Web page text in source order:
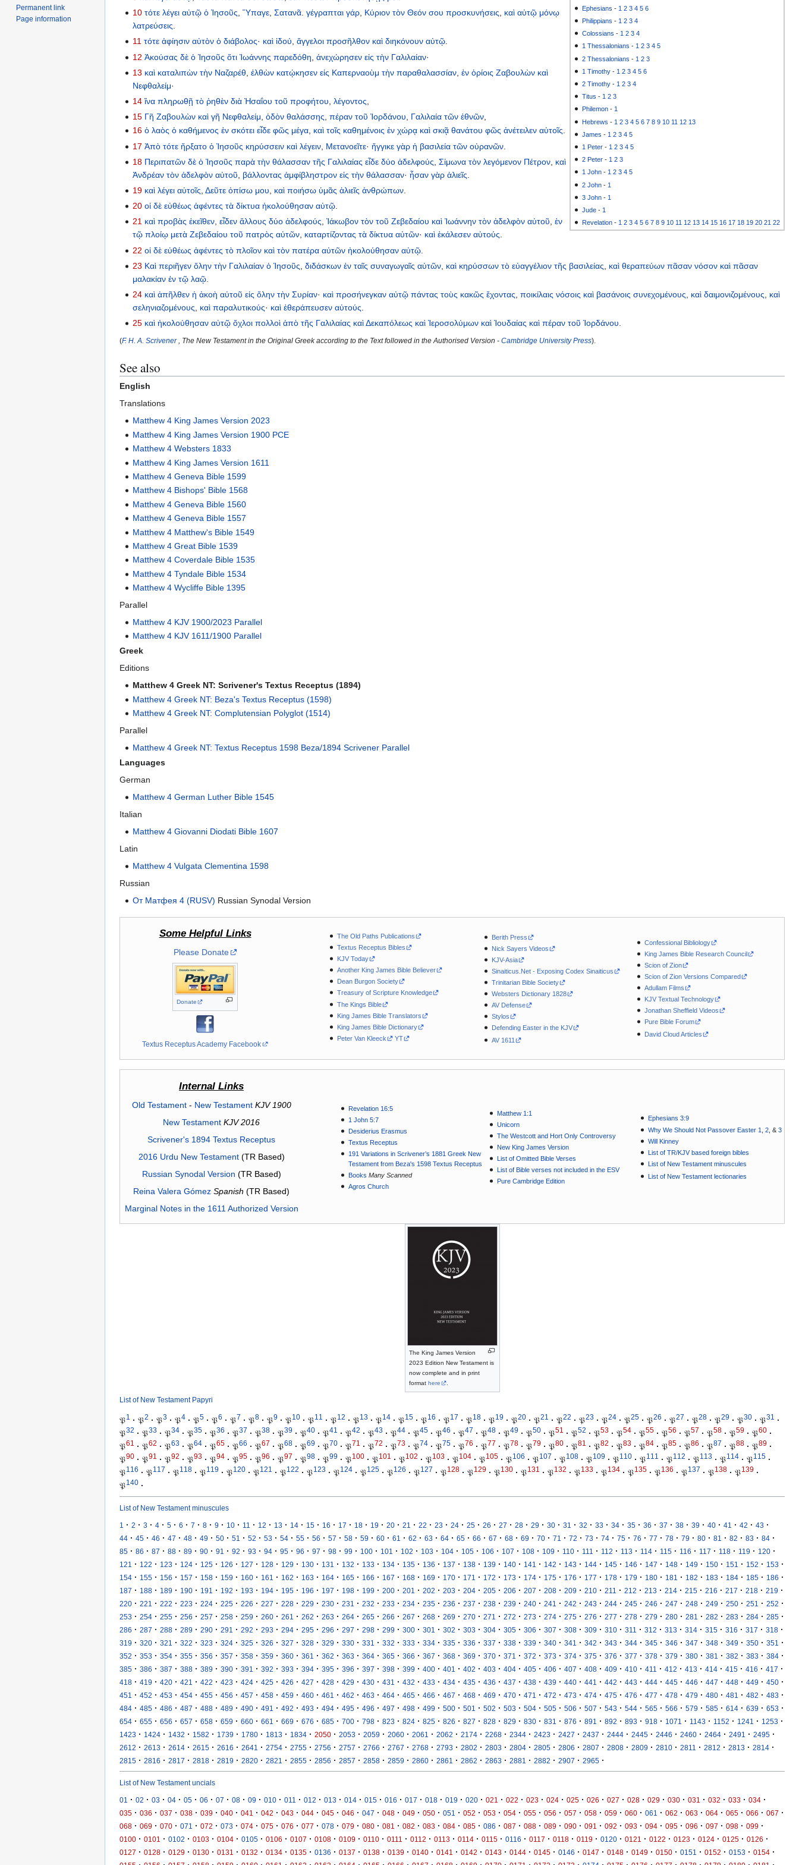
Ephesians - 1 2 3 4 5 6
Philippians - 1 2 3 4
Colossians - 1 2 3 4
1 Thessalonians -1 2 3 4 5
2 Thessalonians - 1 2 3
1 Timothy - 1 2 3 4 5 6
2 Timothy - 1 2 3 4
Titus - 1 2 3
Philemon -1
Hebrews - 1 2 3 4 5 6 7 8 9 10 11 12 13
James - 1 2 3 4 5
1 Peter - 1 2 3 4 5
2 Peter - 1 2 3
1 John -1 2 3 4 5
2 John - 1
3 John - 1
Jude - 1
Revelation - 1 2 3 4 5 6 7 8 9 10 11 12 13 14 15 16 17 18 19 20 21 22
10 τότε λέγει αὐτῷ ὁ Ἰησοῦς ,Ὕπαγε ,Σατανᾶ .γέγραπται γάρ Κύριον τὸν Θεόν σου προσκυνήσεις καὶ αὐτῷ μόνῳ
λατρεύσεις
11 τότε ἀφίησιν αὐτὸν ὁ διάβολος· καὶ ἰδού,ἄγγελοι προσῆλθον καὶ διηκόνουν αὐτῷ.
12 Ἀκούσας δὲ ὁ Ἰησοῦς ὅτι Ἰωάννης παρεδόθη ,ἀνεχώρησεν εἰς τὴν Γαλιλαίαν·
13 καὶ καταλιπὼν τὴν Ναζαρέθ ,ἐλθὼν κατῴκησεν εἰς Καπερναοὺμ τὴν παραθαλασσίαν ,ἐν ὁρίοις Ζαβουλὼν καὶ
Νεφθαλείμ·
14 ἵνα πληρωθῇ τὸ ῥηθὲν διὰ Ἠσαΐου τοῦ προφήτου ,λέγοντος
15 Γῆ Ζαβουλὼν καὶ γῆ Νεφθαλείμ ,ὁδὸν θαλάσσης ,πέραν τοῦ Ἰορδάνου Γαλιλαία τῶν ἐθνῶν
16 ὁ λαὸς ὁ καθήμενος ἐν σκότει εἶδε φῶς μέγα, καὶ τοῖς καθημένοις ἐν χώρᾳ καὶ σκιᾷ θανάτου φῶς ἀνέτειλεν αὐτοῖς.
17 Ἀπὸ τότε ἤρξατο ὁ Ἰησοῦς κηρύσσειν καὶ λέγειν Μετανοεῖτε·ἤγγικε γὰρ ἡ βασιλεία τῶν οὐρανῶν
18 Περιπατῶν δὲ ὁ Ἰησοῦς παρὰ τὴν θάλασσαν τῆς Γαλιλαίας εἶδε δύο ἀδελφούς ,Σίμωνα τὸν λεγόμενον Πέτρον καὶ
Ἀνδρέαν τὸν ἀδελφὸν αὐτοῦ βάλλοντας ἀμφίβληστρον εἰς τὴν θάλασσαν·ἦσαν γὰρ ἁλιεῖς
19 καὶ λέγει αὐτοῖς ,Δεῦτε ὀπίσω μου καὶ ποιήσω ὑμᾶς ἁλιεῖς ἀνθρώπων
20 οἱ δὲ εὐθέως ἀφέντες τὰ δίκτυα ἠκολούθησαν αὐτῷ.
21 καὶ προβὰς ἐκεῖθεν,εἶδεν ἄλλους δύο ἀδελφούς,Ἰάκωβον τὸν τοῦ Ζεβεδαίου καὶ Ἰωάννην τὸν ἀδελφὸν αὐτοῦ,ἐν
τῷ πλοίῳ μετὰ Ζεβεδαίου τοῦ πατρὸς αὐτῶν, καταρτίζοντας τὰ δίκτυα αὐτῶν· καὶ ἐκάλεσεν αὐτούς.
22 οἱ δὲ εὐθέως ἀφέντες τὸ πλοῖον καὶ τὸν πατέρα αὐτῶν ἠκολούθησαν αὐτῷ
23 Καὶ περιῆγεν ὅλην τὴν Γαλιλαίαν ὁ Ἰησοῦς ,διδάσκων ἐν ταῖς συναγωγαῖς αὐτῶν καὶ κηρύσσων τὸ εὐαγγέλιον τῆς βασιλείας καὶ θεραπεύων πᾶσαν νόσον καὶ πᾶσαν
μαλακίαν ἐν τῷ λαῷ
24 καὶ ἀπῆλθεν ἡ ἀκοὴ αὐτοῦ εἰς ὅλην τὴν Συρίαν· καὶ προσήνεγκαν αὐτῷ πάντας τοὺς κακῶς ἔχοντας ,ποικίλαις νόσοις καὶ βασάνοις συνεχομένους καὶ δαιμονιζομένους
καὶ
σεληνιαζομένους
καὶ παραλυτικούς· καὶ ἐθεράπευσεν αὐτούς
25 καὶ ἠκολούθησαν αὐτῷ ὄχλοι πολλοὶ ἀπὸ τῆς Γαλιλαίας καὶ Δεκαπόλεως καὶ Ἱεροσολύμων καὶ Ἰουδαίας καὶ πέραν τοῦ Ἰορδάνου
(F. H. A. Scrivener, The New Testament in the Original Greek according to the Text followed in the Authorised Version - Cambridge University Press).
See also
English
Translations
Matthew 4 King James Version 2023
Matthew 4 King James Version 1900 PCE
Matthew 4 Websters 1833
Matthew 4 King James Version 1611
Matthew 4 Geneva Bible 1599
Matthew 4 Bishops' Bible 1568
Matthew 4 Geneva Bible 1560
Matthew 4 Geneva Bible 1557
Matthew 4 Matthew's Bible 1549
Matthew 4 Great Bible 1539
Matthew 4 Coverdale Bible 1535
Matthew 4 Tyndale Bible 1534
Matthew 4 Wycliffe Bible 1395
Parallel
Matthew 4 KJV 1900/2023 Parallel
Matthew 4 KJV 1611/1900 Parallel
Greek
Editions
Matthew 4 Greek NT: Scrivener's Textus Receptus (1894)
Matthew 4 Greek NT: Beza's Textus Receptus (1598)
Matthew 4 Greek NT: Complutensian Polyglot (1514)
Parallel
Matthew 4 Greek NT: Textus Receptus 1598 Beza/1894 Scrivener Parallel
Languages
German
Matthew 4 German Luther Bible 1545
Italian
Matthew 4 Giovanni Diodati Bible 1607
Latin
Matthew 4 Vulgata Clementina 1598
Russian
От Матфея 4 (RUSV) Russian Synodal Version
Some Helpful Links
Please Donate
Donate
Textus Receptus Academy Facebook
The Old Paths Publications
Textus Receptus Bibles
KJV Today
Another King James Bible Believer
Dean Burgon Society
Treasury of Scripture Knowledge
The Kings Bible
King James Bible Translators
King James Bible Dictionary
Peter Van Kleeck
YT
Berith Press
Nick Sayers Videos
KJV-Asia
Sinaiticus.Net - Exposing Codex Sinaiticus
Trinitarian Bible Society
Websters Dictionary 1828
AV Defense
Stylos
Defending Easter in the KJV
AV 1611
Confessional Bibliology
King James Bible Research Council
Scion of Zion
Scion of Zion Versions Compared
Adullam Films
KJV Textual Technology
Jonathan Sheffield Videos
Pure Bible Forum
David Cloud Articles
Internal Links
Old Testament- New Testament KJV 1900
New Testament KJV 2016
Scrivener's 1894 Textus Receptus
2016 Urdu New Testament(TR Based)
Russian Synodal Version (TR Based)
Reina Valera Gómez Spanish (TR Based)
Marginal Notes in the 1611 Authorized Version
Revelation 16:5
1 John 5:7
Desiderius Erasmus
Textus Receptus
191 Variations in Scrivener’s 1881 Greek New
Testament from Beza's 1598 Textus Receptus
Books Many Scanned
Agros Church
Matthew 1:1
Unicorn
The Westcott and Hort Only Controversy
New King James Version
List of Omitted Bible Verses
List of Bible verses not included in the ESV
Pure Cambridge Edition
Ephesians 3:9
Why We Should Not Passover Easter 1
,2 , &3
Will Kinney
List of TR/KJV based foreign bibles
List of New Testament minuscules
List of New Testament lectionaries
The King James Version
2023 Edition New Testament is
now complete and in print
format here .
List of New Testament Papyri
𝔓1 · 𝔓2 · 𝔓3 · 𝔓4 · 𝔓5 · 𝔓6 · 𝔓7 · 𝔓8 · 𝔓9 · 𝔓10 · 𝔓11 · 𝔓12 · 𝔓13 · 𝔓14 · 𝔓15 · 𝔓16 · 𝔓17 · 𝔓18 · 𝔓19 · 𝔓20 · 𝔓21 · 𝔓22 · 𝔓23 · 𝔓24 · 𝔓25 · 𝔓26 · 𝔓27 · 𝔓28 · 𝔓29 · 𝔓30 · 𝔓31 ·
𝔓32 · 𝔓33 · 𝔓34 · 𝔓35 · 𝔓36 · 𝔓37 · 𝔓38 · 𝔓39 · 𝔓40 · 𝔓41 · 𝔓42 · 𝔓43 · 𝔓44 · 𝔓45 · 𝔓46 · 𝔓47 · 𝔓48 · 𝔓49 · 𝔓50 · 𝔓51 · 𝔓52 · 𝔓53 · 𝔓54 · 𝔓55 · 𝔓56 · 𝔓57 · 𝔓58 · 𝔓59 · 𝔓60 ·
𝔓61 · 𝔓62 · 𝔓63 · 𝔓64 · 𝔓65 · 𝔓66 · 𝔓67 · 𝔓68 · 𝔓69 · 𝔓70 · 𝔓71 · 𝔓72 · 𝔓73 · 𝔓74 · 𝔓75 · 𝔓76 · 𝔓77 · 𝔓78 · 𝔓79 · 𝔓80 · 𝔓81 · 𝔓82 · 𝔓83 · 𝔓84 · 𝔓85 · 𝔓86 · 𝔓87 · 𝔓88 · 𝔓89 ·
𝔓90 · 𝔓91 · 𝔓92 · 𝔓93 · 𝔓94 · 𝔓95 · 𝔓96 · 𝔓97 · 𝔓98 · 𝔓99 · 𝔓100 · 𝔓101 · 𝔓102 · 𝔓103 · 𝔓104 · 𝔓105 · 𝔓106 · 𝔓107 · 𝔓108 · 𝔓109 · 𝔓110 · 𝔓111 · 𝔓112 · 𝔓113 · 𝔓114 · 𝔓115 ·
𝔓116 · 𝔓117 · 𝔓118 · 𝔓119 · 𝔓120 · 𝔓121 · 𝔓122 · 𝔓123 · 𝔓124 · 𝔓125 · 𝔓126 · 𝔓127 · 𝔓128 · 𝔓129 · 𝔓130 · 𝔓131 · 𝔓132 · 𝔓133 · 𝔓134 · 𝔓135 · 𝔓136 · 𝔓137 · 𝔓138 · 𝔓139 ·
𝔓140 ·
List of New Testament minuscules
1 · 2 · 3 · 4 · 5 · 6 · 7 · 8 · 9 · 10 · 11 · 12 · 13 · 14 · 15 · 16 · 17 · 18 · 19 · 20 · 21 · 22 · 23 · 24 · 25 · 26 · 27 · 28 · 29 · 30 · 31 · 32 · 33 · 34 · 35 · 36 · 37 · 38 · 39 · 40 · 41 · 42 · 43 ·
44 · 45 · 46 · 47 · 48 · 49 · 50 · 51 · 52 · 53 · 54 · 55 · 56 · 57 · 58 · 59 · 60 · 61 · 62 · 63 · 64 · 65 · 66 · 67 · 68 · 69 · 70 · 71 · 72 · 73 · 74 · 75 · 76 · 77 · 78 · 79 · 80 · 81 · 82 · 83 · 84 ·
85 · 86 · 87 · 88 · 89 · 90 · 91 · 92 · 93 · 94 · 95 · 96 · 97 · 98 · 99 · 100 · 101 · 102 · 103 · 104 · 105 · 106 · 107 · 108 · 109 · 110 · 111 · 112 · 113 · 114 · 115 · 116 · 117 · 118 · 119 · 120 ·
121 · 122 · 123 · 124 · 125 · 126 · 127 · 128 · 129 · 130 · 131 · 132 · 133 · 134 · 135 · 136 · 137 · 138 · 139 · 140 · 141 · 142 · 143 · 144 · 145 · 146 · 147 · 148 · 149 · 150 · 151 · 152 · 153 ·
154 · 155 · 156 · 157 · 158 · 159 · 160 · 161 · 162 · 163 · 164 · 165 · 166 · 167 · 168 · 169 · 170 · 171 · 172 · 173 · 174 · 175 · 176 · 177 · 178 · 179 · 180 · 181 · 182 · 183 · 184 · 185 · 186 ·
187 · 188 · 189 · 190 · 191 · 192 · 193 · 194 · 195 · 196 · 197 · 198 · 199 · 200 · 201 · 202 · 203 · 204 · 205 · 206 · 207 · 208 · 209 · 210 · 211 · 212 · 213 · 214 · 215 · 216 · 217 · 218 · 219 ·
220 · 221 · 222 · 223 · 224 · 225 · 226 · 227 · 228 · 229 · 230 · 231 · 232 · 233 · 234 · 235 · 236 · 237 · 238 · 239 · 240 · 241 · 242 · 243 · 244 · 245 · 246 · 247 · 248 · 249 · 250 · 251 · 252 ·
253 · 254 · 255 · 256 · 257 · 258 · 259 · 260 · 261 · 262 · 263 · 264 · 265 · 266 · 267 · 268 · 269 · 270 · 271 · 272 · 273 · 274 · 275 · 276 · 277 · 278 · 279 · 280 · 281 · 282 · 283 · 284 · 285 ·
286 · 287 · 288 · 289 · 290 · 291 · 292 · 293 · 294 · 295 · 296 · 297 · 298 · 299 · 300 · 301 · 302 · 303 · 304 · 305 · 306 · 307 · 308 · 309 · 310 · 311 · 312 · 313 · 314 · 315 · 316 · 317 · 318 ·
319 · 320 · 321 · 322 · 323 · 324 · 325 · 326 · 327 · 328 · 329 · 330 · 331 · 332 · 333 · 334 · 335 · 336 · 337 · 338 · 339 · 340 · 341 · 342 · 343 · 344 · 345 · 346 · 347 · 348 · 349 · 350 · 351 ·
352 · 353 · 354 · 355 · 356 · 357 · 358 · 359 · 360 · 361 · 362 · 363 · 364 · 365 · 366 · 367 · 368 · 369 · 370 · 371 · 372 · 373 · 374 · 375 · 376 · 377 · 378 · 379 · 380 · 381 · 382 · 383 · 384 ·
385 · 386 · 387 · 388 · 389 · 390 · 391 · 392 · 393 · 394 · 395 · 396 · 397 · 398 · 399 · 400 · 401 · 402 · 403 · 404 · 405 · 406 · 407 · 408 · 409 · 410 · 411 · 412 · 413 · 414 · 415 · 416 · 417 ·
418 · 419 · 420 · 421 · 422 · 423 · 424 · 425 · 426 · 427 · 428 · 429 · 430 · 431 · 432 · 433 · 434 · 435 · 436 · 437 · 438 · 439 · 440 · 441 · 442 · 443 · 444 · 445 · 446 · 447 · 448 · 449 · 450 ·
451 · 452 · 453 · 454 · 455 · 456 · 457 · 458 · 459 · 460 · 461 · 462 · 463 · 464 · 465 · 466 · 467 · 468 · 469 · 470 · 471 · 472 · 473 · 474 · 475 · 476 · 477 · 478 · 479 · 480 · 481 · 482 · 483 ·
484 · 485 · 486 · 487 · 488 · 489 · 490 · 491 · 492 · 493 · 494 · 495 · 496 · 497 · 498 · 499 · 500 · 501 · 502 · 503 · 504 · 505 · 506 · 507 · 543 · 544 · 565 · 566 · 579 · 585 · 614 · 639 · 653 ·
654 · 655 · 656 · 657 · 658 · 659 · 660 · 661 · 669 · 676 · 685 · 700 · 798 · 823 · 824 · 825 · 826 · 827 · 828 · 829 · 830 · 831 · 876 · 891 · 892 · 893 · 918 · 1071 · 1143 · 1152 · 1241 · 1253 ·
1423 · 1424 · 1432 · 1582 · 1739 · 1780 · 1813 · 1834 · 2050 · 2053 · 2059 · 2060 · 2061 · 2062 · 2174 · 2268 · 2344 · 2423 · 2427 · 2437 · 2444 · 2445 · 2446 · 2460 · 2464 · 2491 · 2495 ·
2612 · 2613 · 2614 · 2615 · 2616 · 2641 · 2754 · 2755 · 2756 · 2757 · 2766 · 2767 · 2768 · 2793 · 2802 · 2803 · 2804 · 2805 · 2806 · 2807 · 2808 · 2809 · 2810 · 2811 · 2812 · 2813 · 2814 ·
2815 · 2816 · 2817 · 2818 · 2819 · 2820 · 2821 · 2855 · 2856 · 2857 · 2858 · 2859 · 2860 · 2861 · 2862 · 2863 · 2881 · 2882 · 2907 · 2965 ·
List of New Testament uncials
01 · 02 · 03 · 04 · 05 · 06 · 07 · 08 · 09 · 010 · 011 · 012 · 013 · 014 · 015 · 016 · 017 · 018 · 019 · 020 · 021 · 022 · 023 · 024 · 025 · 026 · 027 · 028 · 029 · 030 · 031 · 032 · 033 · 034 ·
035 · 036 · 037 · 038 · 039 · 040 · 041 · 042 · 043 · 044 · 045 · 046 · 047 · 048 · 049 · 050 · 051 · 052 · 053 · 054 · 055 · 056 · 057 · 058 · 059 · 060 · 061 · 062 · 063 · 064 · 065 · 066 · 067 ·
068 · 069 · 070 · 071 · 072 · 073 · 074 · 075 · 076 · 077 · 078 · 079 · 080 · 081 · 082 · 083 · 084 · 085 · 086 · 087 · 088 · 089 · 090 · 091 · 092 · 093 · 094 · 095 · 096 · 097 · 098 · 099 ·
0100 · 0101 · 0102 · 0103 · 0104 · 0105 · 0106 · 0107 · 0108 · 0109 · 0110 · 0111 · 0112 · 0113 · 0114 · 0115 · 0116 · 0117 · 0118 · 0119 · 0120 · 0121 · 0122 · 0123 · 0124 · 0125 · 0126 ·
0127 · 0128 · 0129 · 0130 · 0131 · 0132 · 0134 · 0135 · 0136 · 0137 · 0138 · 0139 · 0140 · 0141 · 0142 · 0143 · 0144 · 0145 · 0146 · 0147 · 0148 · 0149 · 0150 · 0151 · 0152 · 0153 · 0154 ·
Permanent link
Page information